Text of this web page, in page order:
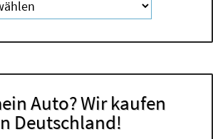
Auto? Wir kaufen
Deutschland!